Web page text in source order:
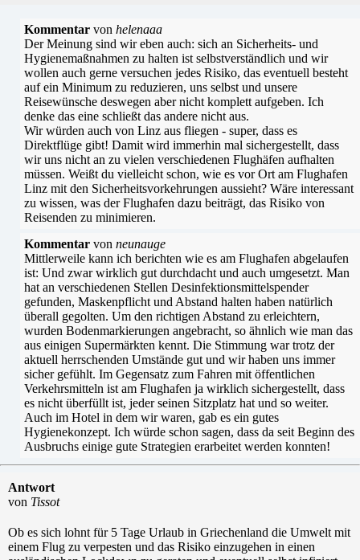
Kommentar von helenaaa
Der Meinung sind wir eben auch: sich an Sicherheits- und
Hygienemaßnahmen zu halten ist selbstverständlich und wir
wollen auch gerne versuchen jedes Risiko, das eventuell besteht
auf ein Minimum zu reduzieren, uns selbst und unsere
Reisewünsche deswegen aber nicht komplett aufgeben. Ich
denke das eine schließt das andere nicht aus.
Wir würden auch von Linz aus fliegen - super, dass es
Direktflüge gibt! Damit wird immerhin mal sichergestellt, dass
wir uns nicht an zu vielen verschiedenen Flughäfen aufhalten
müssen. Weißt du vielleicht schon, wie es vor Ort am Flughafen
Linz mit den Sicherheitsvorkehrungen aussieht? Wäre interessant
zu wissen, was der Flughafen dazu beiträgt, das Risiko von
Reisenden zu minimieren.
Kommentar von neunauge
Mittlerweile kann ich berichten wie es am Flughafen abgelaufen
ist: Und zwar wirklich gut durchdacht und auch umgesetzt. Man
hat an verschiedenen Stellen Desinfektionsmittelspender
gefunden, Maskenpflicht und Abstand halten haben natürlich
überall gegolten. Um den richtigen Abstand zu erleichtern,
wurden Bodenmarkierungen angebracht, so ähnlich wie man das
aus einigen Supermärkten kennt. Die Stimmung war trotz der
aktuell herrschenden Umstände gut und wir haben uns immer
sicher gefühlt. Im Gegensatz zum Fahren mit öffentlichen
Verkehrsmitteln ist am Flughafen ja wirklich sichergestellt, dass
es nicht überfüllt ist, jeder seinen Sitzplatz hat und so weiter.
Auch im Hotel in dem wir waren, gab es ein gutes
Hygienekonzept. Ich würde schon sagen, dass da seit Beginn des
Ausbruchs einige gute Strategien erarbeitet werden konnten!
Antwort
von Tissot
Ob es sich lohnt für 5 Tage Urlaub in Griechenland die Umwelt mit
einem Flug zu verpesten und das Risiko einzugehen in einen